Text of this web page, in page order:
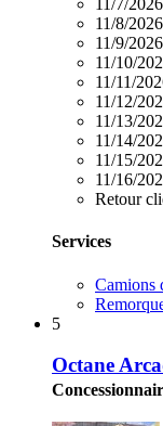
11/7/
11/8/
11/9/
11/10/
11/11/
11/12/
11/13/
11/14/
11/15/
11/16/
Retour
Services
Camions
5
Octane